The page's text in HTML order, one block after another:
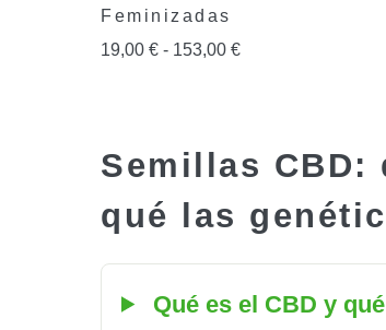
Feminizadas
19,00 € - 153,00 €
Semillas CBD:
qué las
Qué es el CBD y